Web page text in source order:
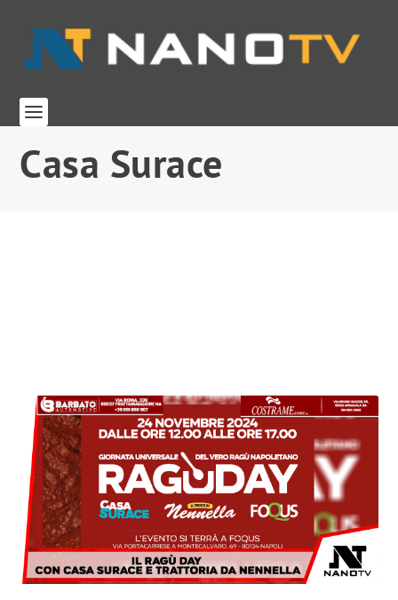
Casa Surace